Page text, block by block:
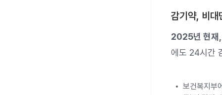
감기약, 비대
2025년 현재,
에도 24시간
보건복지부